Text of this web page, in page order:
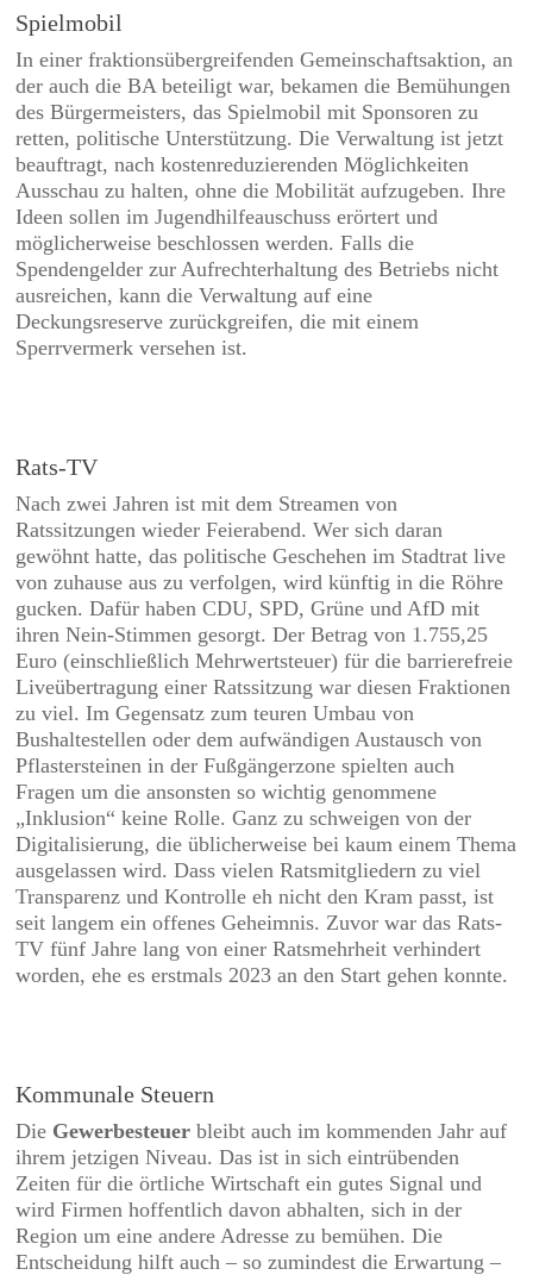
Spielmobil
In einer fraktionsübergreifenden Gemeinschaftsaktion, an
der auch die BA beteiligt war, bekamen die Bemühungen
des Bürgermeisters, das Spielmobil mit Sponsoren zu
retten, politische Unterstützung. Die Verwaltung ist jetzt
beauftragt, nach kostenreduzierenden Möglichkeiten
Ausschau zu halten, ohne die Mobilität aufzugeben. Ihre
Ideen sollen im Jugendhilfeauschuss erörtert und
möglicherweise beschlossen werden. Falls die
Spendengelder zur Aufrechterhaltung des Betriebs nicht
ausreichen, kann die Verwaltung auf eine
Deckungsreserve zurückgreifen, die mit einem
Sperrvermerk versehen ist.
Rats-TV
Nach zwei Jahren ist mit dem Streamen von
Ratssitzungen wieder Feierabend. Wer sich daran
gewöhnt hatte, das politische Geschehen im Stadtrat live
von zuhause aus zu verfolgen, wird künftig in die Röhre
gucken. Dafür haben CDU, SPD, Grüne und AfD mit
ihren Nein-Stimmen gesorgt. Der Betrag von 1.755,25
Euro (einschließlich Mehrwertsteuer) für die barrierefreie
Liveübertragung einer Ratssitzung war diesen Fraktionen
zu viel.Im Gegensatz zum teuren Umbau von
Bushaltestellen oder dem aufwändigen Austausch von
Pflastersteinen in der Fußgängerzone spielten auch
Fragen um die ansonsten so wichtig genommene
„Inklusion“ keine Rolle. Ganz zu schweigen von der
Digitalisierung, die üblicherweise bei kaum einem Thema
ausgelassen wird. Dass vielen Ratsmitgliedern zu viel
Transparenz und Kontrolle eh nicht den Kram passt, ist
seit langem ein offenes Geheimnis. Zuvor war das Rats-
TV fünf Jahre lang von einer Ratsmehrheit verhindert
worden, ehe es erstmals 2023 an den Start gehen konnte.
Kommunale Steuern
Die Gewerbesteuer bleibt auch im kommenden Jahr auf
ihrem jetzigen Niveau. Das ist in sich eintrübenden
Zeiten für die örtliche Wirtschaft ein gutes Signal und
wird Firmen hoffentlich davon abhalten, sich in der
Region um eine andere Adresse zu bemühen. Die
Entscheidung hilft auch – so zumindest die Erwartung –